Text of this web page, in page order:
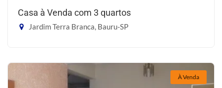
Casa à Venda com 3 quartos
Jardim Terra Branca, Bauru-SP
À Venda